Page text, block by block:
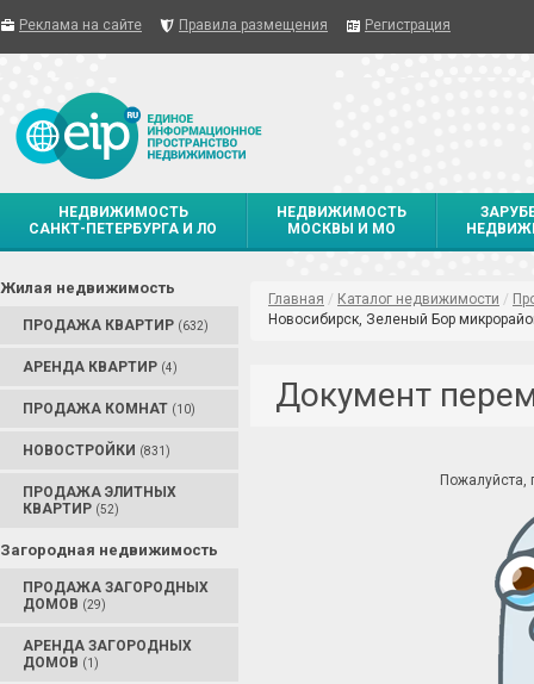
Реклама на сайте Правила размещения Регистрация
НЕДВИЖИМОСТЬ
САНКТ-ПЕТЕРБУРГА И ЛО
НЕДВИЖИМОСТЬ
МОСКВЫ И МО
Жилая недвижимость
ПРОДАЖА КВАРТИР (632)
АРЕНДА КВАРТИР (4)
ПРОДАЖА КОМНАТ (10)
НОВОСТРОЙКИ (831)
ПРОДАЖА ЭЛИТНЫХ
КВАРТИР (52)
Загородная недвижимость
ПРОДАЖА ЗАГОРОДНЫХ
ДОМОВ (29)
АРЕНДА ЗАГОРОДНЫХ
ДОМОВ (1)
Главная / Каталог недвижимости /
Новосибирск, Зеленый Бор
Документ
Пожалуйста,